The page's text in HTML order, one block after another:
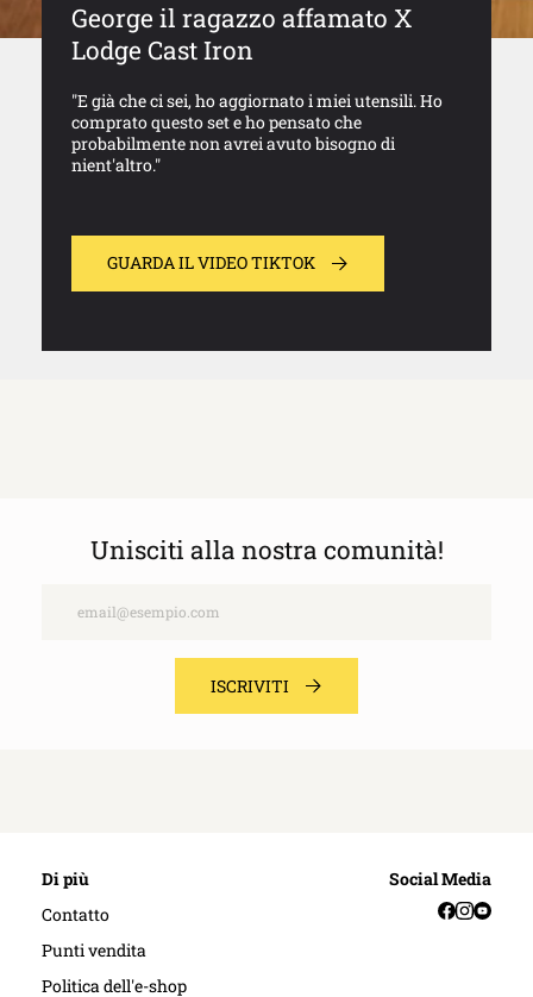
George il ragazzo affamato X
Lodge Cast Iron
"E già che ci sei, ho aggiornato i miei utensili. Ho
comprato questo set e ho pensato che
probabilmente non avrei avuto bisogno di
nient'altro."
GUARDA IL VIDEO TIKTOK
Unisciti alla nostra comunità!
ISCRIVITI
Di più
Contatto
Punti vendita
Politica dell'e-shop
Social Media
Facebook